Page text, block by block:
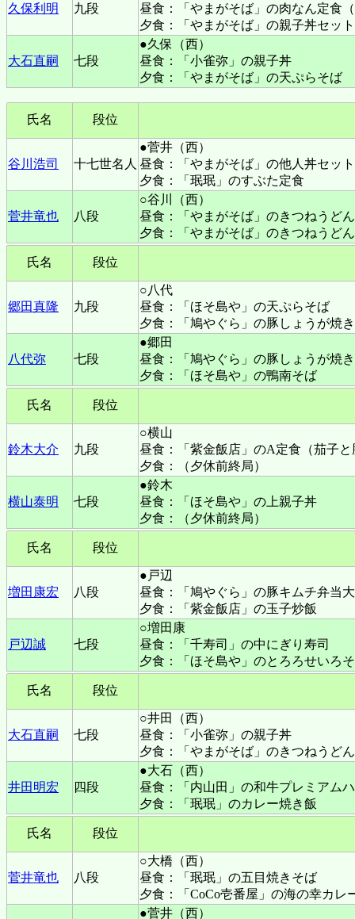
久保利明 九段
昼食：「やまがそば」の肉なん定食
夕食：「やまがそば」の親子丼セッ
大石直嗣 七段
●久保（西）
昼食：「小雀弥」の親子丼
夕食：「やまがそば」の天ぷらそば
氏名 段位
谷川浩司 十七世名人
●菅井（西）
昼食：「やまがそば」の他人丼セッ
夕食：「珉珉」のすぶた定食
菅井竜也 八段
○谷川（西）
昼食：「やまがそば」のきつねうどん
夕食：「やまがそば」のきつねうどん
氏名 段位
郷田真隆 九段
○八代
昼食：「ほそ島や」の天ぷらそば
夕食：「鳩やぐら」の豚しょうが焼
八代弥 七段
●郷田
昼食：「鳩やぐら」の豚しょうが焼
夕食：「ほそ島や」の鴨南そば
氏名 段位
鈴木大介 九段
○横山
昼食：「紫金飯店」のA定食（茄子
夕食：（夕休前終局）
横山泰明 七段
●鈴木
昼食：「ほそ島や」の上親子丼
夕食：（夕休前終局）
氏名 段位
増田康宏 八段
●戸辺
昼食：「鳩やぐら」の豚キムチ弁当
夕食：「紫金飯店」の玉子炒飯
戸辺誠 七段
○増田康
昼食：「千寿司」の中にぎり寿司
夕食：「ほそ島や」のとろろせいろ
氏名 段位
大石直嗣 七段
○井田（西）
昼食：
「小雀弥」の親子丼
夕食：「やまがそば」のきつねうどん
井田明宏 四段
●大石（西）
昼食：「内山田」 の和牛プレミアム
夕食：「珉珉」のカレー焼き飯
氏名 段位
菅井竜也 八段
○大橋（西）
昼食：
「珉珉」の五目焼きそば
夕食：「CoCo壱番屋」の海の幸カレ
●菅井（西）